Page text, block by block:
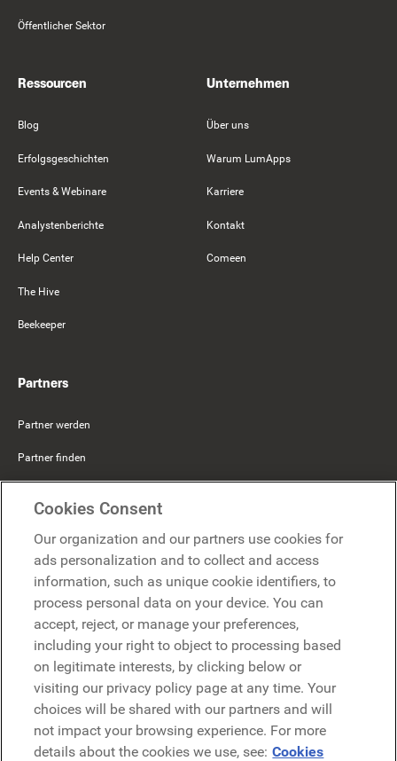
Öffentlicher Sektor
Ressourcen
Blog
Erfolgsgeschichten
Events & Webinare
Analystenberichte
Help Center
The Hive
Beekeeper
Unternehmen
Über uns
Warum LumApps
Karriere
Kontakt
Comeen
Partners
Partner werden
Partner finden
Microsoft
Demo anfragen
Demo anfragen
Kontakt
Kontakt
Cookies Consent
Our organization and our partners use cookies for
ads personalization and to collect and access
information, such as unique cookie identifiers, to
process personal data on your device. You can
accept, reject, or manage your preferences,
including your right to object to processing based
on legitimate interests, by clicking below or
visiting our privacy policy page at any time. Your
choices will be shared with our partners and will
not impact your browsing experience. For more
details about the cookies we use, see: Cookies